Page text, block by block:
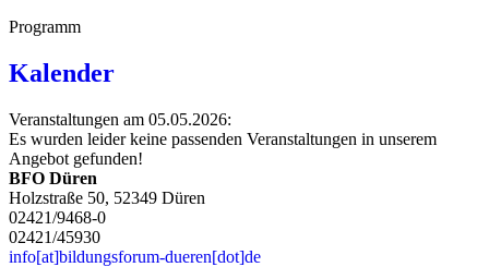
Programm
Kalender
Veranstaltungen am 05.05.2026:
Es wurden leider keine passenden Veranstaltungen in unserem
Angebot gefunden!
BFO Düren
Holzstraße 50, 52349 Düren
02421/9468-0
02421/45930
info[at]bildungsforum-dueren[dot]de